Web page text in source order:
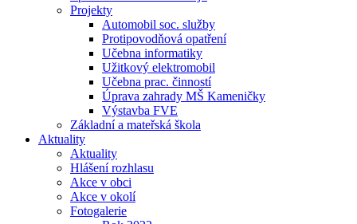
Projekty
Automobil soc. služby
Protipovodňová opatření
Učebna informatiky
Užitkový elektromobil
Učebna prac. činností
Úprava zahrady MŠ Kameničky
Výstavba FVE
Základní a mateřská škola
Aktuality
Aktuality
Hlášení rozhlasu
Akce v obci
Akce v okolí
Fotogalerie